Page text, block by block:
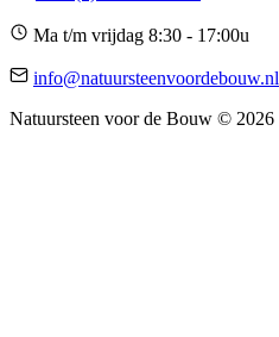
Ma t/m vrijdag 8:30 - 17:00u
info@natuursteenvoordebouw.nl
Natuursteen voor de Bouw © 2026